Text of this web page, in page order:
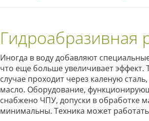
Гидроабразивная
Иногда в воду добавляют
что еще больше увеличивает эффект.
случае проходит через каленую
масло. Оборудование,
снабжено ЧПУ, допуски в обработке
минимальны. Техника может